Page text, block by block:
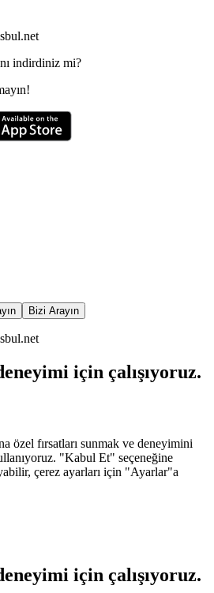
indirdiniz mi?
Bizi Arayın
için çalışıyoruz.
özel fırsatları sunmak ve deneyimini
"Kabul Et" seçeneğine
çerez ayarları için "Ayarlar"a
için çalışıyoruz.